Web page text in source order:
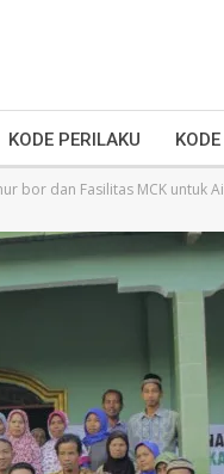
KODE PERILAKU
bor dan Fasilitas MCK untuk